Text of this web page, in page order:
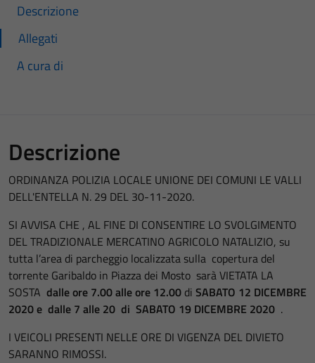
Descrizione
Allegati
A cura di
Descrizione
ORDINANZA POLIZIA LOCALE UNIONE DEI COMUNI LE VALLI
DELL'ENTELLA N. 29 DEL 30-11-2020.
SI AVVISA CHE , AL FINE DI CONSENTIRE LO SVOLGIMENTO
DEL TRADIZIONALE MERCATINO AGRICOLO NATALIZIO, su
tutta l’area di parcheggio localizzata sulla copertura del
torrente Garibaldo in Piazza dei Mosto sarà VIETATA LA
SOSTA dalle ore 7.00 alle ore 12.00 di SABATO 12 DICEMBRE
2020e dalle 7 alle 20 di SABATO 19 DICEMBRE 2020 .
I VEICOLI PRESENTI NELLE ORE DI VIGENZA DEL DIVIETO
SARANNO RIMOSSI.